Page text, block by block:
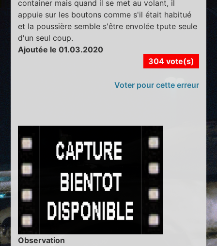
container mais quand il se met au volant, il
appuie sur les boutons comme s'il était habitué
et la poussière semble s'être envolée tpute seule
d'un seul coup.
Ajoutée le 01.03.2020
304 vote(s)
Voter pour cette erreur
Observation